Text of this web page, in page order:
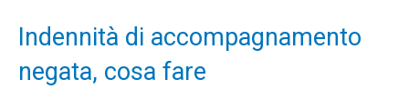
Indennità di accompagnamento
negata, cosa fare